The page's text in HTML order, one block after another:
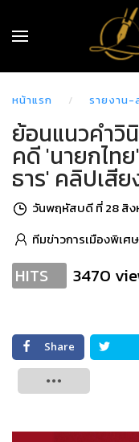
หน้าแรก รายงาน-
ย้อนแนวคำวิ
คดี 'นายกไท
ธาร' คลิปเสีย
วันพฤหัสบดี ที่ 28 สิง
ทีมข่าวการเมืองพิเศษ
HITS 3470
Share